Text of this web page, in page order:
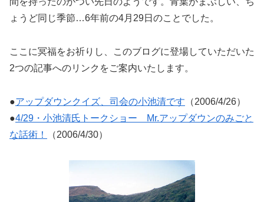
ょうど同じ季節…6年前の4月29日のことでした。
ここに冥福をお祈りし、このブログに登場していただいた
2つの記事へのリンクをご案内いたします。
●アップダウンクイズ、司会の小池清です （2006/4/26）
●4/29・小池清氏トークショー Mr.アップダウンのみごと
な話術！
（2006/4/30）